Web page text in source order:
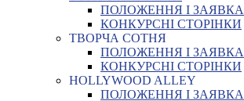
ПОЛОЖЕННЯ І ЗАЯВКА
КОНКУРСНІ СТОРІНКИ
ТВОРЧА СОТНЯ
ПОЛОЖЕННЯ І ЗАЯВКА
КОНКУРСНІ СТОРІНКИ
HOLLYWOOD ALLEY
ПОЛОЖЕННЯ І ЗАЯВКА